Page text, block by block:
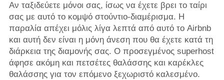
Αν ταξιδεύετε μόνοι σας, ίσως να έχετε βρει το ταίρι
σας με αυτό το κομψό στούντιο-διαμέρισμα. Η
παραλία απέχει μόλις λίγα λεπτά από αυτό το Airbnb
και αυτή δεν είναι η μόνη άνεση που θα έχετε κατά τη
διάρκεια της διαμονής σας. Ο προσεγμένος superhost
άφησε ακόμη και πετσέτες θαλάσσης και καρέκλες
θαλάσσης για τον επόμενο ξεχωριστό καλεσμένο.